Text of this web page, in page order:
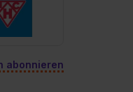
abonnieren